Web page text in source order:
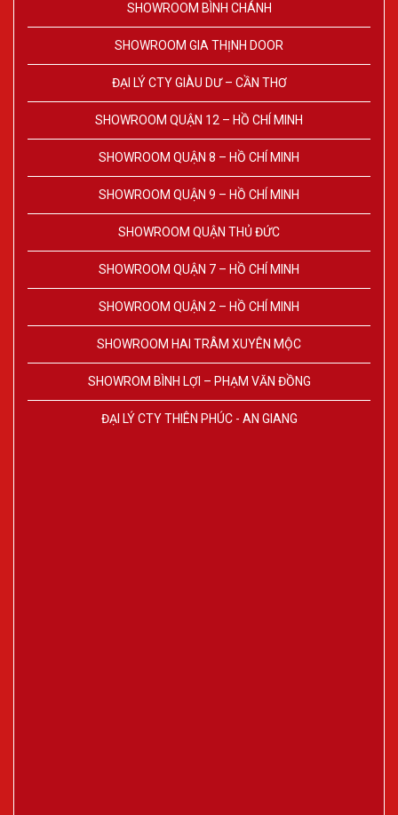
SHOWROOM BÌNH CHÁNH
SHOWROOM GIA THỊNH DOOR
ĐẠI LÝ CTY GIÀU DƯ – CẦN THƠ
SHOWROOM QUẬN 12 – HỒ CHÍ MINH
SHOWROOM QUẬN 8 – HỒ CHÍ MINH
SHOWROOM QUẬN 9 – HỒ CHÍ MINH
SHOWROOM QUẬN THỦ ĐỨC
SHOWROOM QUẬN 7 – HỒ CHÍ MINH
SHOWROOM QUẬN 2 – HỒ CHÍ MINH
SHOWROOM HAI TRÂM XUYÊN MỘC
SHOWROM BÌNH LỢI – PHẠM VĂN ĐỒNG
ĐẠI LÝ CTY THIÊN PHÚC - AN GIANG